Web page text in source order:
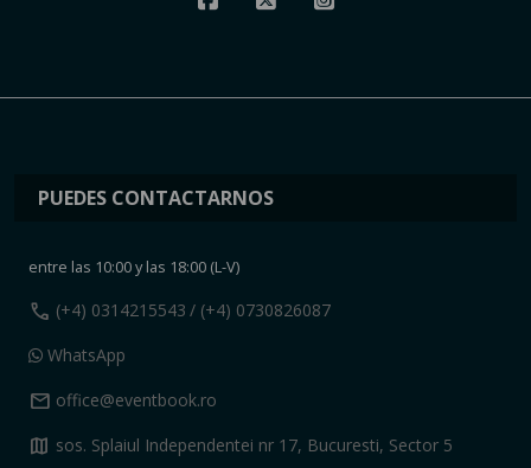
PUEDES CONTACTARNOS
entre las 10:00 y las 18:00 (L-V)
call (+4) 0314215543 / (+4) 0730826087
WhatsApp
mail office@eventbook.ro
map sos. Splaiul Independentei nr 17, Bucuresti, Sector 5